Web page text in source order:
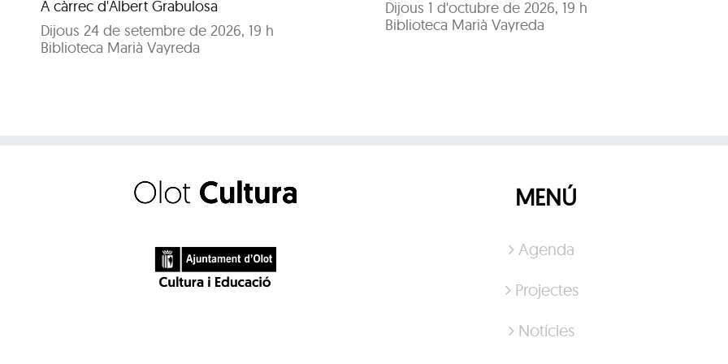
A càrrec d'Albert Grabulosa
Dijous 24 de setembre de 2026, 19 h
Biblioteca Marià Vayreda
Dijous 1 d'octubre de 2026, 19 h
Biblioteca Marià Vayreda
MENÚ
Agenda
Projectes
Notícies